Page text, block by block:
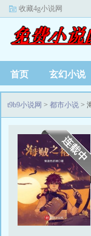
收藏4g小说网
首页 玄幻小说
t9b9小说网 > 都市小说 >